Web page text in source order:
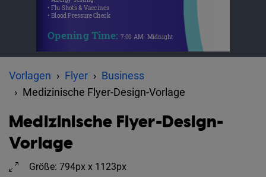
Vorlagen Flyer
Business
Medizinische Flyer-Design-Vorlage
Medizinische Flyer-Design-
Vorlage
Größe: 794px x 1123px